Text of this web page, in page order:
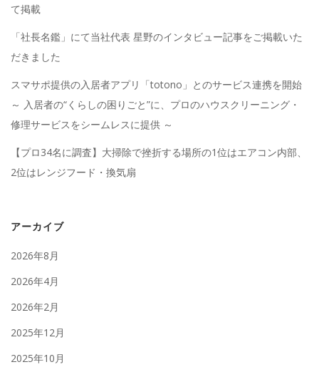
て掲載
「社長名鑑」にて当社代表 星野のインタビュー記事をご掲載いた
だきました
スマサポ提供の入居者アプリ「totono」とのサービス連携を開始
～ 入居者の“くらしの困りごと”に、プロのハウスクリーニング・
修理サービスをシームレスに提供 ～
【プロ34名に調査】大掃除で挫折する場所の1位はエアコン内部、
2位はレンジフード・換気扇
アーカイブ
2026年8月
2026年4月
2026年2月
2025年12月
2025年10月